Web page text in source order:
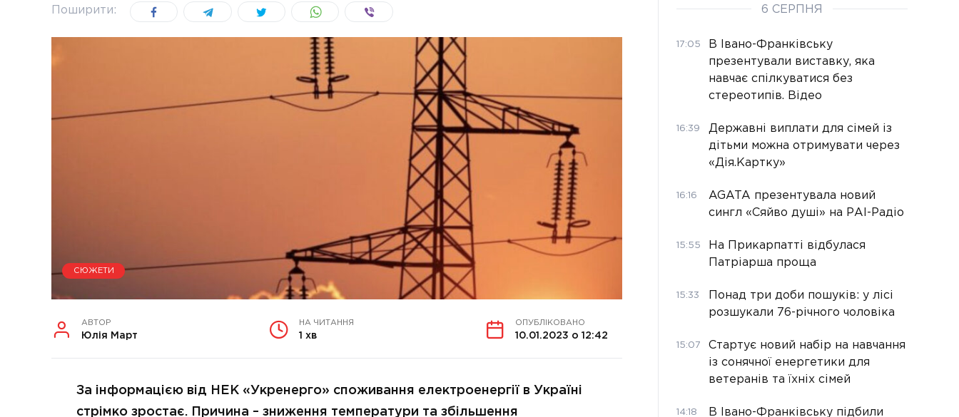
Поширити:
СЮЖЕТИ
АВТОР
Юлія Март
НА ЧИТАННЯ
1 хв
ОПУБЛІКОВАНО
10.01.2023 о 12:42
За інформацією від НЕК «Укренерго» споживання електроенергії в Україні
стрімко зростає. Причина – зниження температури та збільшення
6 СЕРПНЯ
17:05
В Івано-Франківську
презентували виставку, яка
навчає спілкуватися без
стереотипів. Відео
16:39
Державні виплати для сімей із
дітьми можна отримувати через
«Дія.Картку»
16:16
AGATA презентувала новий
сингл «Сяйво душі» на РАІ-Радіо
15:55
На Прикарпатті відбулася
Патріарша проща
15:33
Понад три доби пошуків: у лісі
розшукали 76-річного чоловіка
15:07
Стартує новий набір на навчання
із сонячної енергетики для
ветеранів та їхніх сімей
14:18
В Івано-Франківську підбили